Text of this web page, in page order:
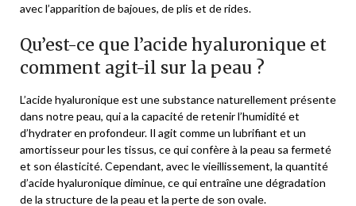
avec l’apparition de bajoues, de plis et de rides.
Qu’est-ce que l’acide hyaluronique et
comment agit-il sur la peau ?
L’acide hyaluronique est une substance naturellement présente
dans notre peau, qui a la capacité de retenir l’humidité et
d’hydrater en profondeur. Il agit comme un lubrifiant et un
amortisseur pour les tissus, ce qui confère à la peau sa fermeté
et son élasticité. Cependant, avec le vieillissement, la quantité
d’acide hyaluronique diminue, ce qui entraîne une dégradation
de la structure de la peau et la perte de son ovale.